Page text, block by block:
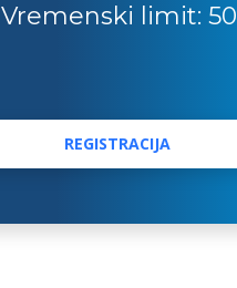
Vremenski limit: 50
REGISTRACIJA
REGISTRACIJA